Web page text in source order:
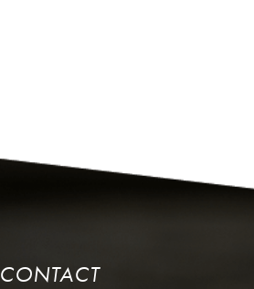
CONTACT